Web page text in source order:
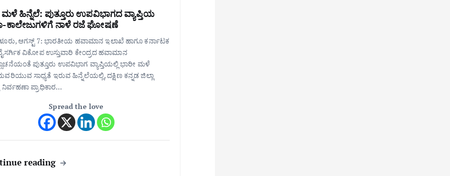
ಹಿನ್ನೆಲೆ: ಪುತ್ತೂರು ಉಪವಿಭಾಗದ ವ್ಯಾಪ್ತಿಯ
ಕಾಲೇಜುಗಳಿಗೆ ನಾಳೆ ರಜೆ ಘೋಷಣೆ
ಆಗಸ್ಟ್ 7: ಭಾರತೀಯ ಹವಾಮಾನ ಇಲಾಖೆ ಹಾಗೂ ಕರ್ನಾಟಕ
ವಿಕೋಪ ಉಸ್ತುವಾರಿ ಕೇಂದ್ರದ ಹವಾಮಾನ
ಪುತ್ತೂರು ಉಪವಿಭಾಗ ವ್ಯಾಪ್ತಿಯಲ್ಲಿ ಭಾರೀ ಮಳೆ
ಸಾಧ್ಯತೆ ಇರುವ ಹಿನ್ನೆಲೆಯಲ್ಲಿ, ದಕ್ಷಿಣ ಕನ್ನಡ ಜಿಲ್ಲಾ
ನಿರ್ವಹಣಾ ಪ್ರಾಧಿಕಾರ…
Spread the love
reading